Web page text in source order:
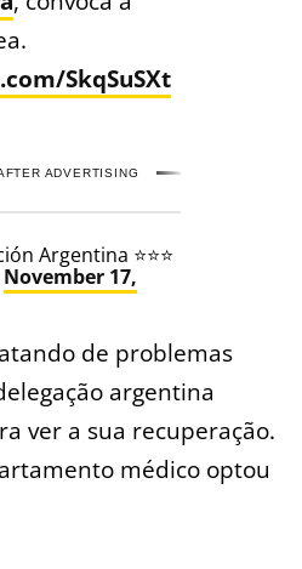
SkqSuSXt
ADVERTISING
Argentina ⭐⭐⭐
November 17,
de problemas
argentina
ver a sua recuperação.
médico optou